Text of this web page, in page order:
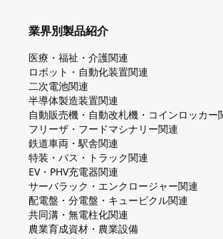
業界別製品紹介
医療・福祉・介護関連
ロボット・自動化装置関連
二次電池関連
半導体製造装置関連
自動販売機・自動改札機・コインロッカー
フリーザ・フードマシナリー関連
鉄道車両・駅舎関連
特装・バス・トラック関連
EV・PHV充電器関連
サーバラック・エンクロージャー関連
配電盤・分電盤・キュービクル関連
共同溝・無電柱化関連
農業育成資材・農業設備